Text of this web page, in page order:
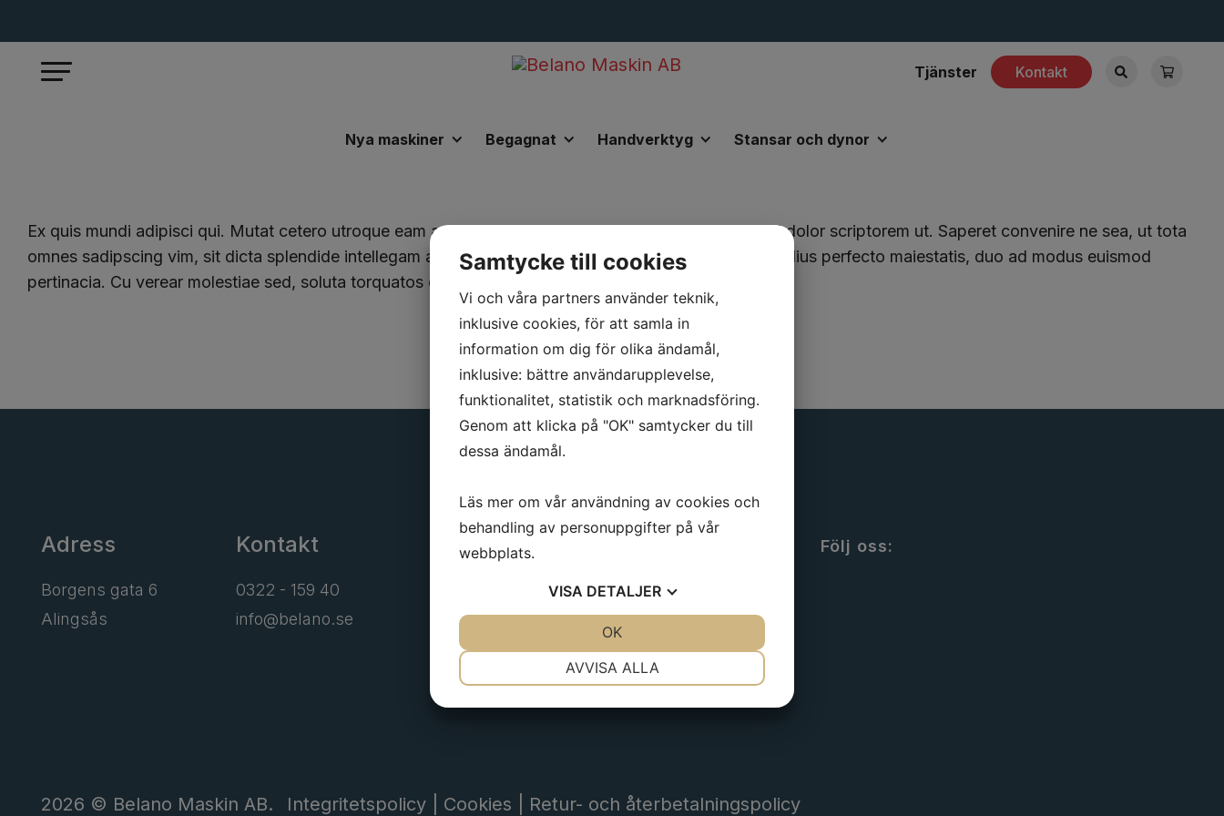
Tjänster Kontakt
Nya maskiner Begagnat Handverktyg Stansar och dynor
Ex quis mundi adipisci qui. Mutat cetero utroque eam an, at vix ludus epicurei. Eius audiam id vel, vel dolor scriptorem ut. Saperet convenire ne sea, ut tota
omnes sadipscing vim, sit dicta splendide intellegam ad. Consul verterem conceptam pri et. Sea te melius perfecto maiestatis, duo ad modus euismod
pertinacia. Cu verear molestiae sed, soluta torquatos ex mei.
Adress
Borgens gata 6
Alingsås
Kontakt
0322 - 159 40
info@belano.se
Få det senaste via nyhetsbrev Följ oss:
2026 © Belano Maskin AB. Integritetspolicy | Cookies | Retur- och återbetalningspolicy
Samtycke till cookies
Vi och våra partners använder teknik,
inklusive cookies, för att samla in
information om dig för olika ändamål,
inklusive: bättre användarupplevelse,
funktionalitet, statistik och marknadsföring.
Genom att klicka på "OK" samtycker du till
dessa ändamål.
Läs mer om vår användning av cookies och
behandling av personuppgifter på vår
webbplats.
VISA DETALJER
AVVISA ALLA
OK